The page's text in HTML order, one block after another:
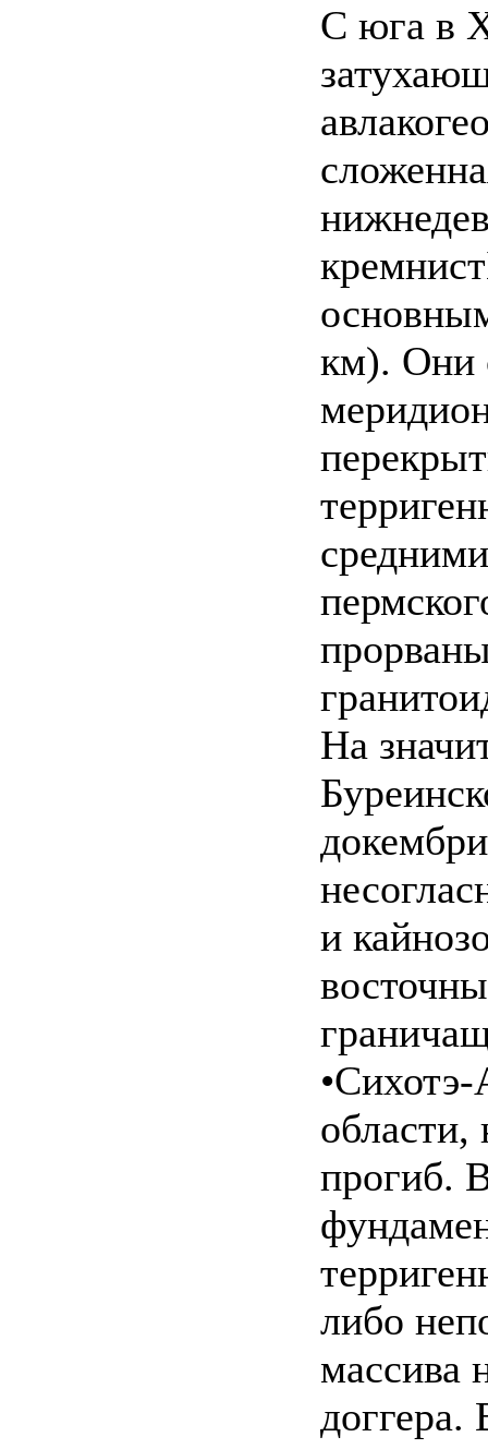
С юга в
км). Они
На
и
•Сихотэ-
области,
прогиб.
либо
массива
доггера.